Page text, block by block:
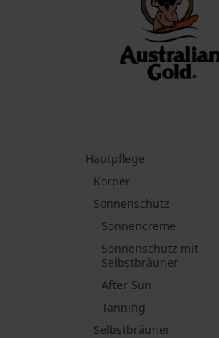
Hautpflege
Körper
Sonnenschutz
Sonnencreme
Sonnenschutz mit
Selbstbräuner
After Sun
Tanning
Selbstbräuner